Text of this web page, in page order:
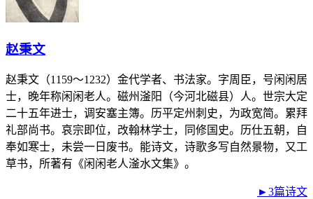
赵秉文
赵秉文（1159～1232）金代学者、书法家。字周臣，号闲闲居
士，晚年称闲闲老人。磁州滏阳（今河北磁县）人。世宗大定
二十五年进士，调安塞主簿。历平定州刺史，为政宽简。累拜
礼部尚书。哀宗即位，改翰林学士，同修国史。历仕五朝，自
奉如寒士，未尝一日废书。能诗文，诗歌多写自然景物，又工
草书，所著有《闲闲老人滏水文集》。
►3篇诗文